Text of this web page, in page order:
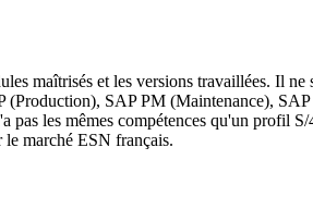
maîtrisés et les versions travaillées. Il
SAP PM (Maintenance),
pas les mêmes compétences qu'un
marché ESN français.